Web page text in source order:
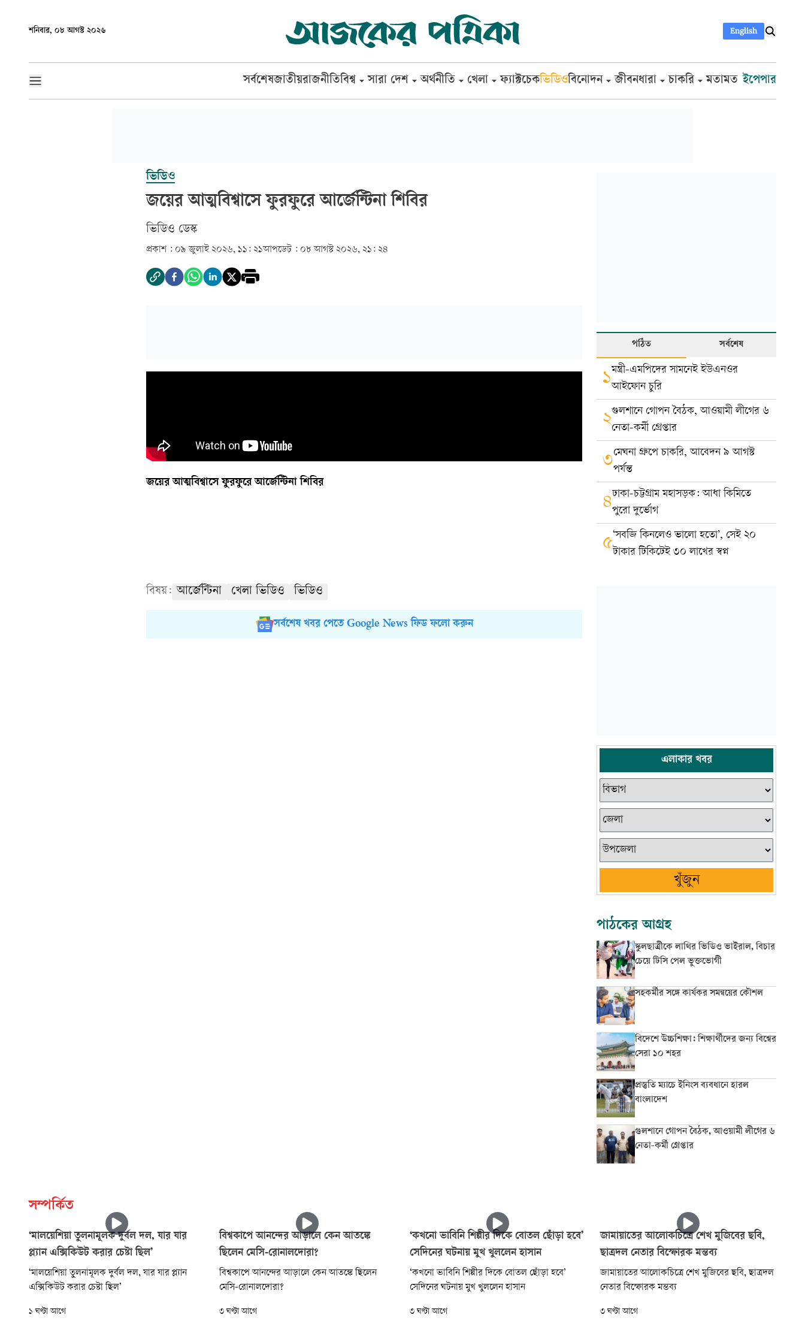
শনিবার, ০৮ আগস্ট ২০২৬ English
সর্বশেষজাতীয়রাজনীতিবিশ্ব সারা দেশ অর্থনীতি খেলা ফ্যাক্টচেকভিডিওবিনোদন জীবনধারা চাকরি মতামত ইপেপার
ভিডিও
জয়ের আত্মবিশ্বাসে ফুরফুরে আর্জেন্টিনা শিবির
ভিডিও ডেস্ক
প্রকাশ : ০৯ জুলাই ২০২৬, ১১: ২১আপডেট : ০৮ আগস্ট ২০২৬, ২১: ২৪
জয়ের আত্মবিশ্বাসে ফুরফুরে আর্জেন্টিনা শিবির
বিষয়: আর্জেন্টিনা খেলা ভিডিও ভিডিও
সর্বশেষ খবর পেতে Google News ফিড ফলো করুন
পঠিত সর্বশেষ
১মন্ত্রী-এমপিদের সামনেই ইউএনওর
আইফোন চুরি
২গুলশানে গোপন বৈঠক, আওয়ামী লীগের ৬
নেতা-কর্মী গ্রেপ্তার
৩মেঘনা গ্রুপে চাকরি, আবেদন ৯ আগস্ট
পর্যন্ত
৪ঢাকা-চট্টগ্রাম মহাসড়ক: আধা কিমিতে
পুরো দুর্ভোগ
৫‘সবজি কিনলেও ভালো হতো’, সেই ২০
টাকার টিকিটেই ৩০ লাখের স্বপ্ন
এলাকার খবর
খুঁজুন
পাঠকের আগ্রহ
স্কুলছাত্রীকে লাথির ভিডিও ভাইরাল, বিচার
চেয়ে টিসি পেল ভুক্তভোগী
সহকর্মীর সঙ্গে কার্যকর সমন্বয়ের কৌশল
বিদেশে উচ্চশিক্ষা: শিক্ষার্থীদের জন্য বিশ্বের
সেরা ১০ শহর
প্রস্তুতি ম্যাচে ইনিংস ব্যবধানে হারল
বাংলাদেশ
গুলশানে গোপন বৈঠক, আওয়ামী লীগের ৬
নেতা-কর্মী গ্রেপ্তার
সম্পর্কিত
‘মালয়েশিয়া তুলনামূলক দুর্বল দল, যার যার
প্ল্যান এক্সিকিউট করার চেষ্টা ছিল’
‘মালয়েশিয়া তুলনামূলক দুর্বল দল, যার যার প্ল্যান
এক্সিকিউট করার চেষ্টা ছিল’
১ ঘণ্টা আগে
বিশ্বকাপে আনন্দের আড়ালে কেন আতঙ্কে
ছিলেন মেসি-রোনালদোরা?
বিশ্বকাপে আনন্দের আড়ালে কেন আতঙ্কে ছিলেন
মেসি-রোনালদোরা?
৩ ঘণ্টা আগে
‘কখনো ভাবিনি শিল্পীর দিকে বোতল ছোঁড়া হবে’
সেদিনের ঘটনায় মুখ খুললেন হাসান
‘কখনো ভাবিনি শিল্পীর দিকে বোতল ছোঁড়া হবে’
সেদিনের ঘটনায় মুখ খুললেন হাসান
৩ ঘণ্টা আগে
জামায়াতের আলোকচিত্রে শেখ মুজিবের ছবি,
ছাত্রদল নেতার বিস্ফোরক মন্তব্য
জামায়াতের আলোকচিত্রে শেখ মুজিবের ছবি, ছাত্রদল
নেতার বিস্ফোরক মন্তব্য
৩ ঘণ্টা আগে